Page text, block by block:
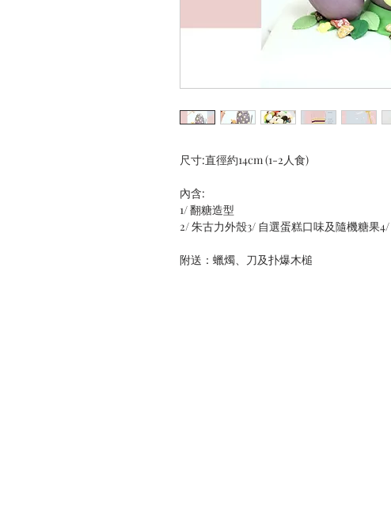
尺寸:直徑約14cm (1-2人食)
內含:
1/ 翻糖造型
2/ 朱古力外殼3/ 自選蛋糕口味及隨機糖果
附送：蠟燭、刀及扑爆木槌